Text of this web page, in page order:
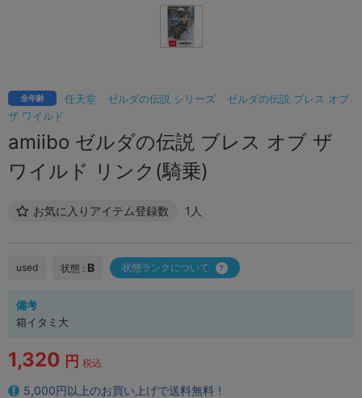
任天堂 ゼルダの伝説 シリーズ
ゼルダの伝説 ブレス オブ
ザ ワイルド
全年齢
amiibo ゼルダの伝説 ブレス オブ ザ
ワイルド リンク(騎乗)
お気に入りアイテム登録数 1人
used 状態 : B 状態ランクについて
備考
箱イタミ大
1,320 円 税込
5,000円以上のお買い上げで送料無料！